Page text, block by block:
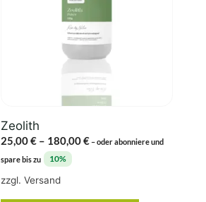
Zeolith
25,00€ – 180,00€Preisspanne:
–oder abonniere und
spare bis zu
10%
zzgl. Versand
der
Produktseite
gewählt